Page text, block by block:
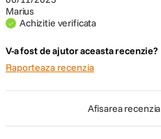
Marius
Achizitie verificata
V-a fost de ajutor aceasta recenzie?
Raporteaza recenzia
afisarea recenzia